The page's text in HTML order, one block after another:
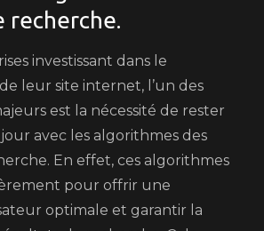
recherche.
investissant dans le
leur site internet, l’un des
est la nécessité de rester
avec les algorithmes des
En effet, ces algorithmes
pour offrir une
optimale et garantir la